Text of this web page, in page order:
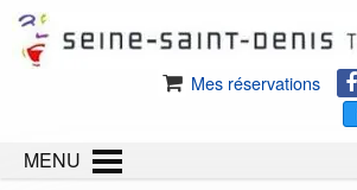
Mes réservations
MENU